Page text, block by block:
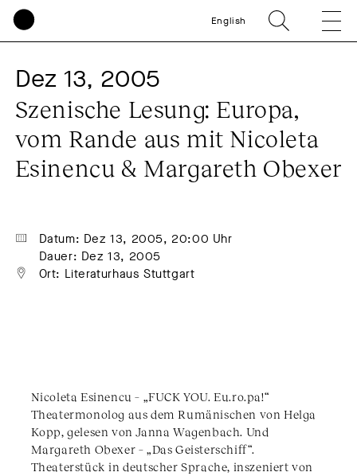
English
Dez 13, 2005
Szenische Lesung: Europa,
vom Rande aus mit Nicoleta
Esinencu & Margareth Obexer
Datum: Dez 13, 2005, 20:00 Uhr
Dauer: Dez 13, 2005
Ort: Literaturhaus Stuttgart
Nicoleta Esinencu – „FUCK YOU. Eu.ro.pa!“
Theatermonolog aus dem Rumänischen von Helga
Kopp, gelesen von Janna Wagenbach. Und
Margareth Obexer – „Das Geisterschiff“.
Theaterstück in deutscher Sprache, inszeniert von